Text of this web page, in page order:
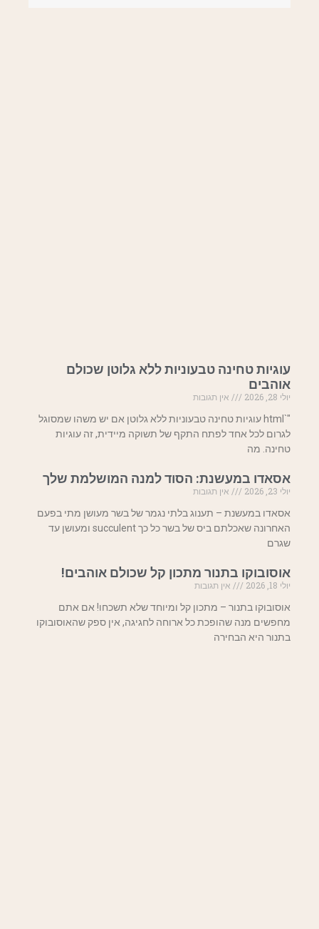
עוגיות טחינה טבעוניות ללא גלוטן שכולם
אוהבים
יולי 28, 2026
אין תגובות
"`html עוגיות טחינה טבעוניות ללא גלוטן אם יש משהו שמסוגל
לגרום לכל אחד לפתח התקף של תשוקה מיידית, זה עוגיות
טחינה. מה
אסאדו במעשנת: הסוד למנה המושלמת שלך
יולי 23, 2026
אין תגובות
אסאדו במעשנת – תענוג בלתי נגמר של בשר מעושן מתי בפעם
האחרונה שאכלתם ביס של בשר כל כך succulent ומעושן עד
שגרם
אוסובוקו בתנור מתכון קל שכולם אוהבים!
יולי 18, 2026
אין תגובות
אוסובוקו בתנור – מתכון קל ומיוחד שלא תשכחו! אם אתם
מחפשים מנה שהופכת כל ארוחה לחגיגה, אין ספק שהאוסובוקו
בתנור היא הבחירה